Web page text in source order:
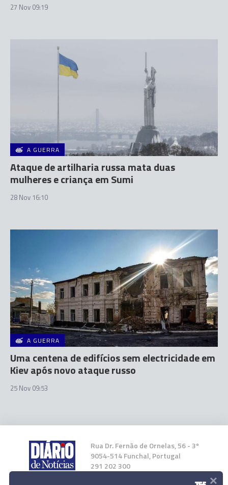
27 Nov 09:19
A GUERRA
Ataque de artilharia russa mata duas
mulheres e criança em Sumi
28 Nov 16:10
A GUERRA
Uma centena de edifícios sem electricidade em
Kiev após novo ataque russo
25 Nov 09:53
Rua Dr. Fernão de Ornelas, 56 - 3º
9054-514 Funchal, Portugal
291 202 300
×